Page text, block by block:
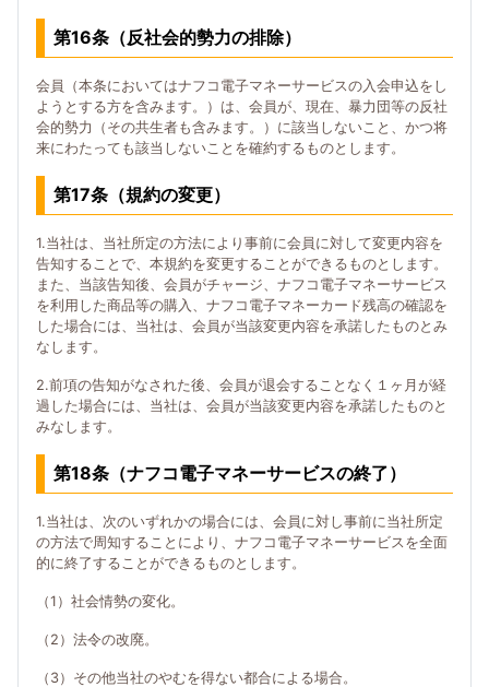
第16条（反社会的勢力の排除）
会員（本条においてはナフコ電子マネーサービスの入会申込をし
ようとする方を含みます。）は、会員が、現在、暴力団等の反社
会的勢力（その共生者も含みます。）に該当しないこと、かつ将
来にわたっても該当しないことを確約するものとします。
第17条（規約の変更）
1.当社は、当社所定の方法により事前に会員に対して変更内容を
告知することで、本規約を変更することができるものとします。
また、当該告知後、会員がチャージ、ナフコ電子マネーサービス
を利用した商品等の購入、ナフコ電子マネーカード残高の確認を
した場合には、当社は、会員が当該変更内容を承諾したものとみ
なします。
2.前項の告知がなされた後、会員が退会することなく１ヶ月が経
過した場合には、当社は、会員が当該変更内容を承諾したものと
みなします。
第18条（ナフコ電子マネーサービスの終了）
1.当社は、次のいずれかの場合には、会員に対し事前に当社所定
の方法で周知することにより、ナフコ電子マネーサービスを全面
的に終了することができるものとします。
（1）社会情勢の変化。
（2）法令の改廃。
（3）その他当社のやむを得ない都合による場合。